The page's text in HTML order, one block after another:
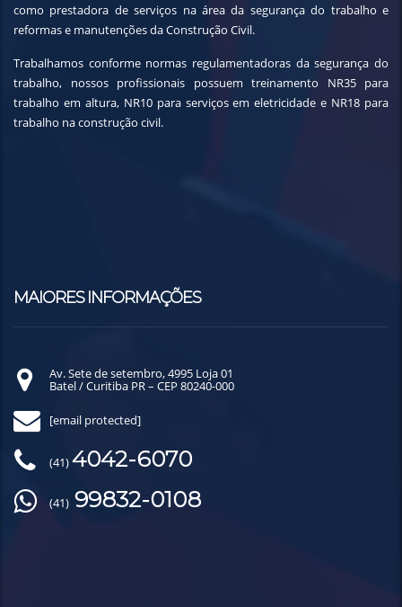
como prestadora de serviços na área da segurança do trabalho e
reformas e manutenções da Construção Civil.
Trabalhamos conforme normas regulamentadoras da segurança do
trabalho, nossos profissionais possuem treinamento NR35 para
trabalho em altura, NR10 para serviços em eletricidade e NR18 para
trabalho na construção civil.
MAIORES INFORMAÇÕES
Av. Sete de setembro, 4995 Loja 01
Batel / Curitiba PR – CEP 80240-000
[email protected]
(41)4042-6070
(41) 99832-0108